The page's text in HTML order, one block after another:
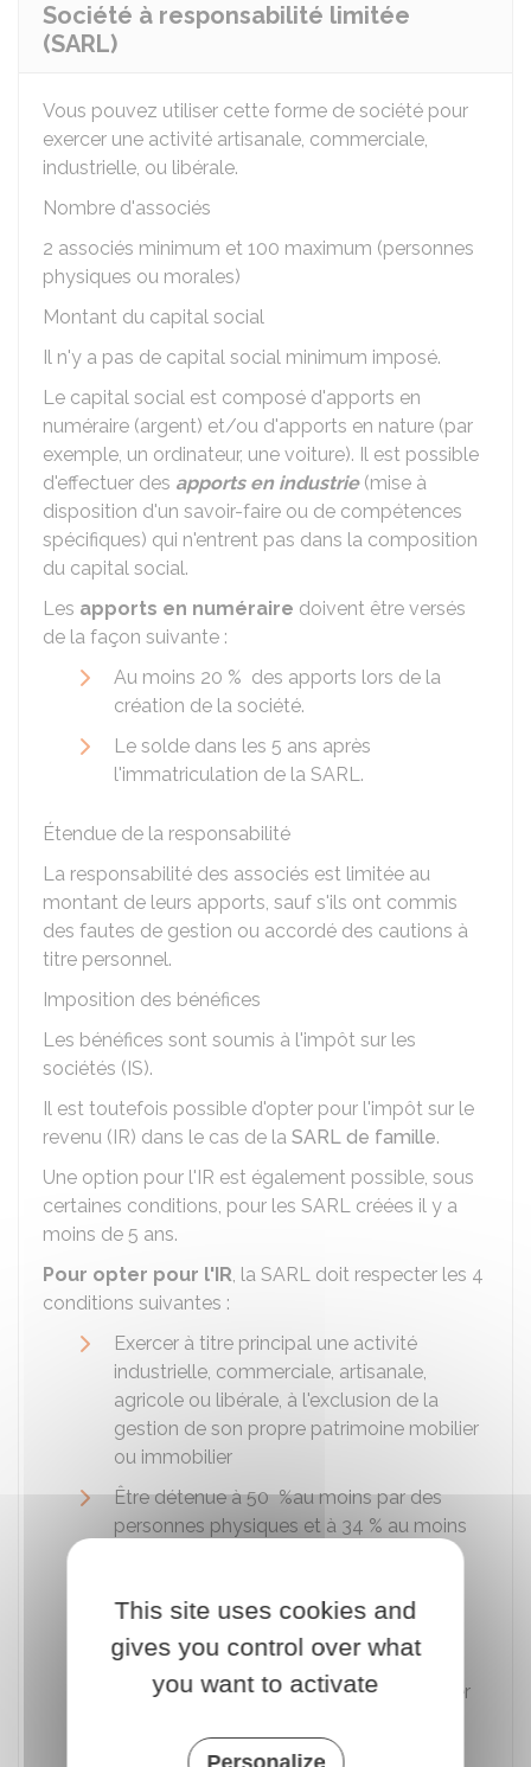
Société à responsabilité limitée
(SARL)
Vous pouvez utiliser cette forme de société pour
exercer une activité artisanale, commerciale,
industrielle, ou libérale.
Nombre d'associés
2 associés minimum et 100 maximum (personnes
physiques ou morales)
Montant du capital social
Il n'y a pas de capital social minimum imposé.
Le capital social est composé d'apports en
numéraire (argent) et/ou d'apports en nature (par
exemple, un ordinateur, une voiture). Il est possible
d'effectuer des apports en industrie(mise à
disposition d'un savoir-faire ou de compétences
spécifiques) qui n'entrent pas dans la composition
du capital social.
Les apports en numéraire doivent être versés
de la façon suivante :
Au moins 20 % des apports lors de la
création de la société.
Le solde dans les 5 ans après
l'immatriculation de la SARL.
Étendue de la responsabilité
La responsabilité des associés est limitée au
montant de leurs apports, sauf s'ils ont commis
des fautes de gestion ou accordé des cautions à
titre personnel.
Imposition des bénéfices
Les bénéfices sont soumis à l'impôt sur les
sociétés (IS).
Il est toutefois possible d'opter pour l'impôt sur le
revenu (IR) dans le cas de la SARL de famille.
Une option pour l'IR est également possible, sous
certaines conditions, pour les SARL créées il y a
moins de 5 ans.
Pour opter pour l'IR, la SARL doit respecter les 4
conditions suivantes :
Exercer à titre principal une activité
industrielle, commerciale, artisanale,
agricole ou libérale, à l'exclusion de la
gestion de son propre patrimoine mobilier
ou immobilier
Être détenue à50 %au moins par des
personnes physiques et à 34 % au moins
Ne pas être cotée sur un marché
réglementé
Employer moins de 50 salariés et réaliser
bilan inférieur à
10 millions €
This site uses cookies and
gives you control over what
you want to activate
Personalize